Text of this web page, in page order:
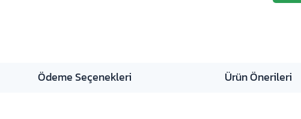
Ödeme Seçenekleri Ürün Önerileri